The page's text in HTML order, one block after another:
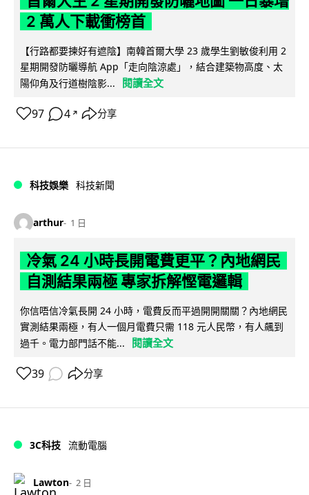
2 萬人下載衝榜首
【行路都要揀好有遮陰】南韓首爾大學 23 歲學生劉敏俊利用 2
星期開發防曬導航 App「走向陰涼處」，結合建築物高度、太
陽仰角及行道樹陰影...
閱讀全文
97 4 ↗ 分享
科技娛樂 科技新聞
arthur 1 日
冷氣 24 小時長開電費更平？內地網民
自測結果兩極 專家拆解慳電邏輯
你信唔信冷氣長開 24 小時，電費反而平過開開關關？內地網民
實測結果兩極，有人一個月電費只需 118 元人民幣，有人飆到
過千。電力部門話不能...
閱讀全文
39 分享
3C科技 流動電腦
Lawton 2 日